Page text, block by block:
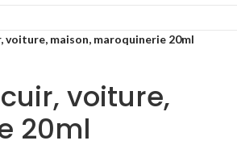
voiture, maison, maroquinerie 20ml
voiture,
20ml